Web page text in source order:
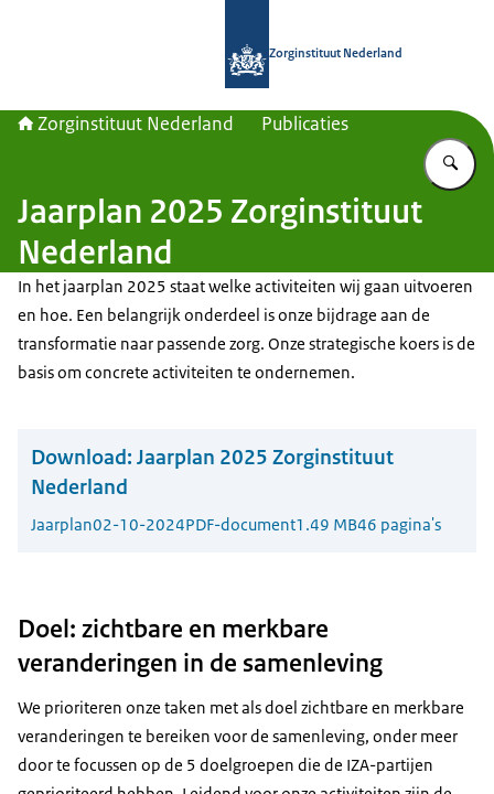
Zorginstituut Nederland
Zorginstituut Nederland Publicaties
Jaarplan 2025 Zorginstituut
Nederland
In het jaarplan 2025 staat welke activiteiten wij gaan uitvoeren
en hoe. Een belangrijk onderdeel is onze bijdrage aan de
transformatie naar passende zorg. Onze strategische koers is de
basis om concrete activiteiten te ondernemen.
Download: Jaarplan 2025 Zorginstituut
Nederland
Jaarplan02-10-2024PDF-document1.49 MB46 pagina's
Doel: zichtbare en merkbare
veranderingen in de samenleving
We prioriteren onze taken met als doel zichtbare en merkbare
veranderingen te bereiken voor de samenleving, onder meer
door te focussen op de 5 doelgroepen die de IZA-partijen